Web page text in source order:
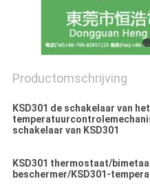
Productomschrijving
KSD301 de schakelaar van het
schakelaar van KSD301
KSD301 thermostaat/
beschermer/KSD301-